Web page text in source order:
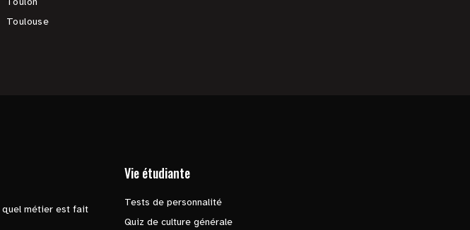
Toulouse
métier est fait
Vie étudiante
Tests de personnalité
Quiz de culture générale